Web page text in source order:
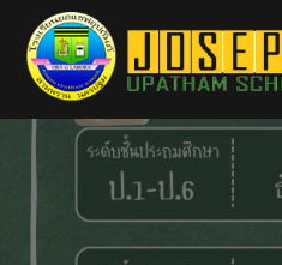
content